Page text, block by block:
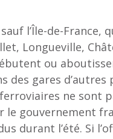
l’Île-de-
Longueville,
ou
gares
ne sont
le gouvernement
durant l’été. Si